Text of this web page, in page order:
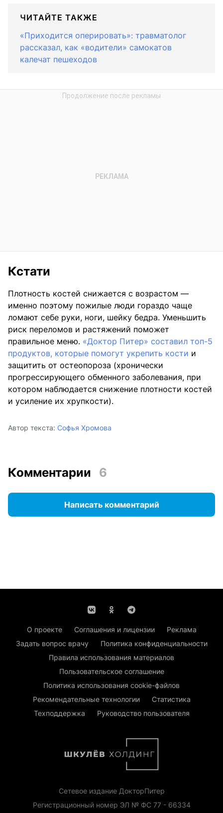
ЧИТАЙТЕ ТАКЖЕ
«Приходится оперировать»: травматолог
рассказал, как «водители» самокатов
калечат пешеходов
Кстати
Плотность костей снижается с возрастом —
именно поэтому пожилые люди гораздо чаще
ломают себе руки, ноги, шейку бедра. Уменьшить
риск переломов и растяжений поможет
правильное меню. «Доктор Питер» составил топ-5
продуктов, которые помогут укрепить кости и
защитить от остеопороза (хронически
прогрессирующего обменного заболевания, при
котором наблюдается снижение плотности костей
и усиление их хрупкости).
Автор текста: Софья Хромова
Комментарии 6
Написать комментарий
О проекте Соглашения и лицензии
Реклама
Задать вопрос врачу
Политика конфиденциальности
Правила использования материалов
Пользовательское соглашение
Политика использования cookie-файлов
Рекомендательные технологии
Статистика
Техподдержка
Руководство пользователя
Сетевое издание ДокторПитер
Регистрационный номер ЭЛ № ФС 77 - 66334